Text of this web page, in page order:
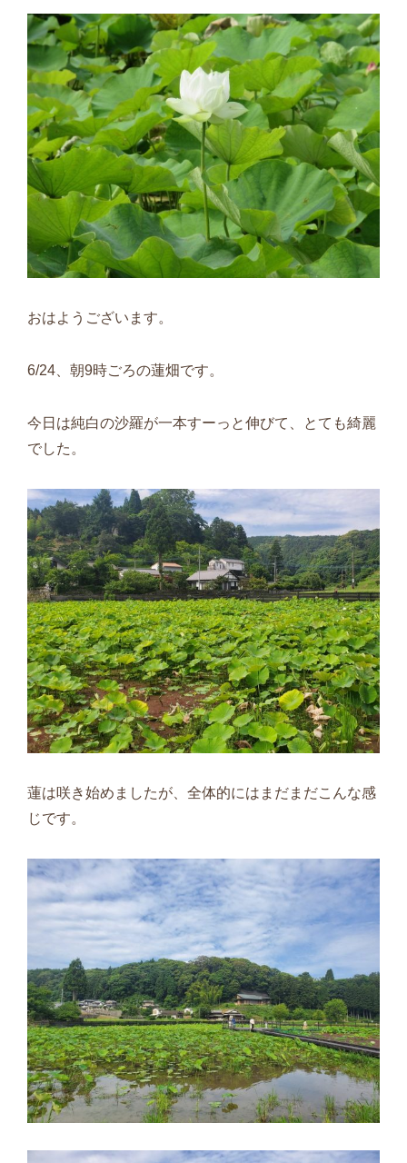
おはようございます。
6/24、朝9時ごろの蓮畑です。
今日は純白の沙羅が一本すーっと伸びて、とても綺麗
でした。
蓮は咲き始めましたが、全体的にはまだまだこんな感
じです。